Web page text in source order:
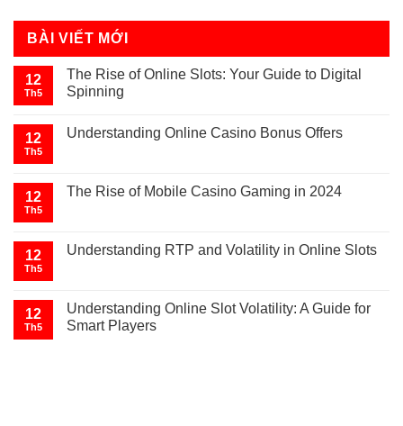
BÀI VIẾT MỚI
12
Th5
The Rise of Online Slots: Your Guide to Digital
Spinning
12
Th5
Understanding Online Casino Bonus Offers
12
Th5
The Rise of Mobile Casino Gaming in 2024
12
Th5
Understanding RTP and Volatility in Online Slots
12
Th5
Understanding Online Slot Volatility: A Guide for
Smart Players